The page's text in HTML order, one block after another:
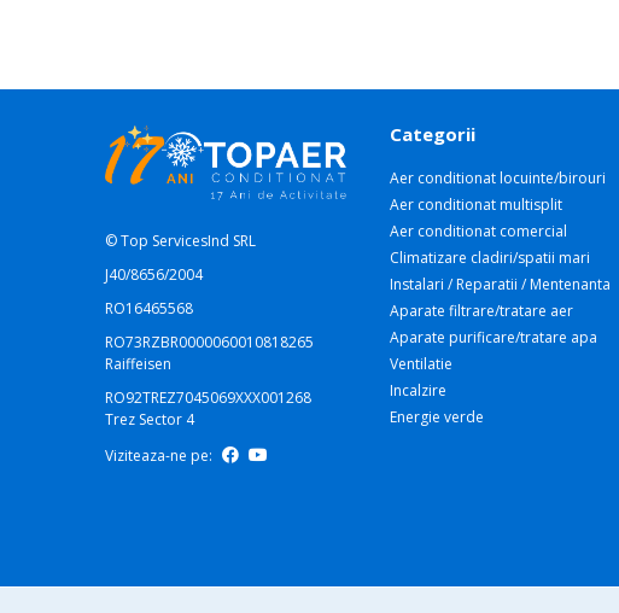
© Top ServicesInd SRL
J40/8656/2004
RO16465568
RO73RZBR0000060010818265
Raiffeisen
RO92TREZ7045069XXX001268
Trez Sector 4
Viziteaza-ne pe:
Categorii
Aer conditionat locuinte/birouri
Aer conditionat multisplit
Aer conditionat comercial
Climatizare cladiri/spatii mari
Instalari / Reparatii / Mentenanta
Aparate filtrare/tratare aer
Aparate purificare/tratare apa
Ventilatie
Incalzire
Energie verde